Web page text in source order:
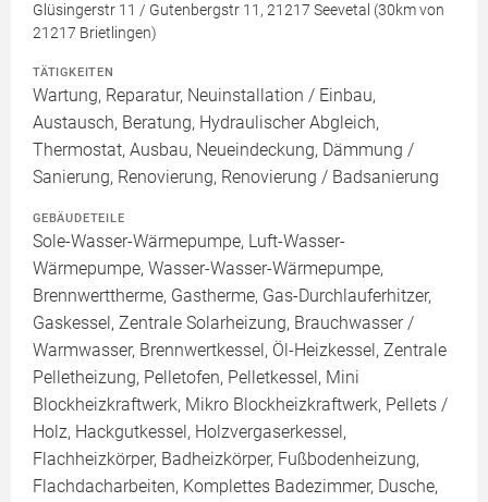
Glüsingerstr 11 / Gutenbergstr 11, 21217 Seevetal (30km von
21217 Brietlingen)
TÄTIGKEITEN
Wartung, Reparatur, Neuinstallation / Einbau,
Austausch, Beratung, Hydraulischer Abgleich,
Thermostat, Ausbau, Neueindeckung, Dämmung /
Sanierung, Renovierung, Renovierung / Badsanierung
GEBÄUDETEILE
Sole-Wasser-Wärmepumpe, Luft-Wasser-
Wärmepumpe, Wasser-Wasser-Wärmepumpe,
Brennwerttherme, Gastherme, Gas-Durchlauferhitzer,
Gaskessel, Zentrale Solarheizung, Brauchwasser /
Warmwasser, Brennwertkessel, Öl-Heizkessel, Zentrale
Pelletheizung, Pelletofen, Pelletkessel, Mini
Blockheizkraftwerk, Mikro Blockheizkraftwerk, Pellets /
Holz, Hackgutkessel, Holzvergaserkessel,
Flachheizkörper, Badheizkörper, Fußbodenheizung,
Flachdacharbeiten, Komplettes Badezimmer, Dusche,